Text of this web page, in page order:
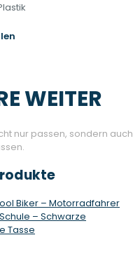
WEITER
nur passen, sondern auch